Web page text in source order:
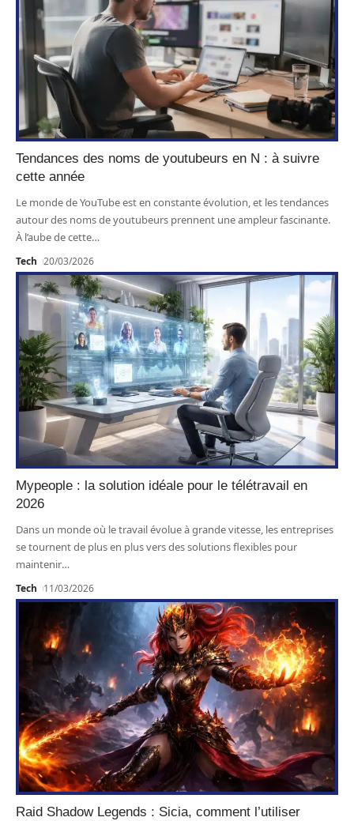
Tendances des noms de youtubeurs en N : à suivre
cette année
Le monde de YouTube est en constante évolution, et les tendances
autour des noms de youtubeurs prennent une ampleur fascinante.
À l’aube de cette…
Tech 20/03/2026
Mypeople : la solution idéale pour le télétravail en
2026
Dans un monde où le travail évolue à grande vitesse, les entreprises
se tournent de plus en plus vers des solutions flexibles pour
maintenir…
Tech 11/03/2026
Raid Shadow Legends : Sicia, comment l’utiliser